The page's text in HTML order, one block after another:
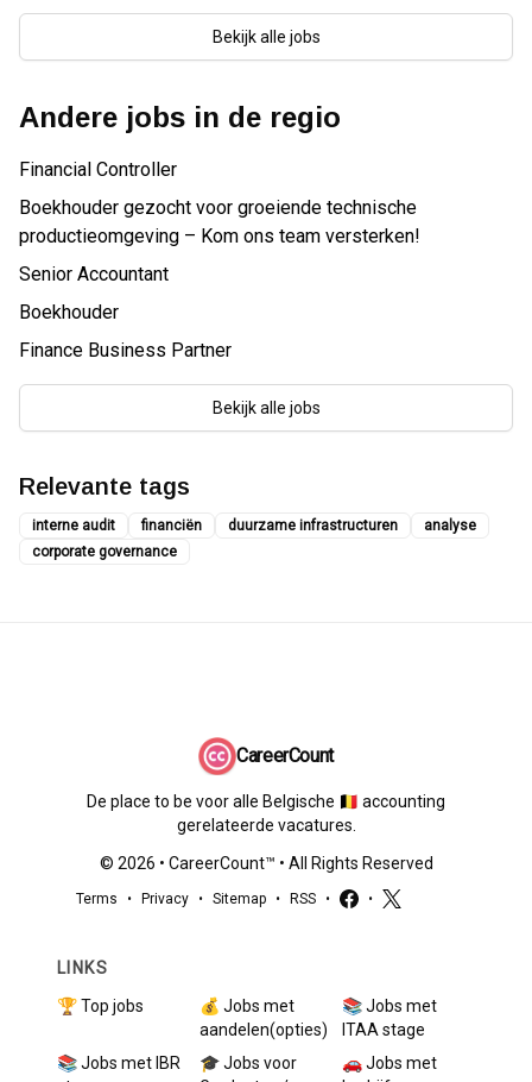
Bekijk alle jobs
Andere jobs in de regio
Financial Controller
Boekhouder gezocht voor groeiende technische
productieomgeving – Kom ons team versterken!
Senior Accountant
Boekhouder
Finance Business Partner
Bekijk alle jobs
Relevante tags
interne audit financiën duurzame infrastructuren
analyse
corporate governance
CareerCount
De place to be voor alle Belgische 🇧🇪 accounting
gerelateerde vacatures.
© 2026 • CareerCount™ • All Rights Reserved
Terms • Privacy • Sitemap • RSS • •
LINKS
🏆 Top jobs
💰 Jobs met
aandelen(opties)
📚 Jobs met
ITAA stage
📚 Jobs met IBR
🎓 Jobs voor
🚗 Jobs met